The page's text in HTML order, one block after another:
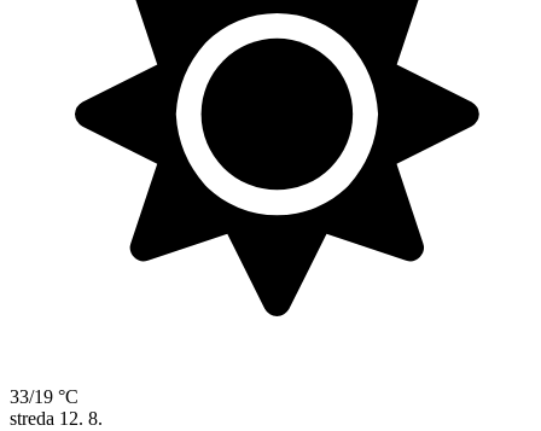
33/19 °C
streda 12. 8.